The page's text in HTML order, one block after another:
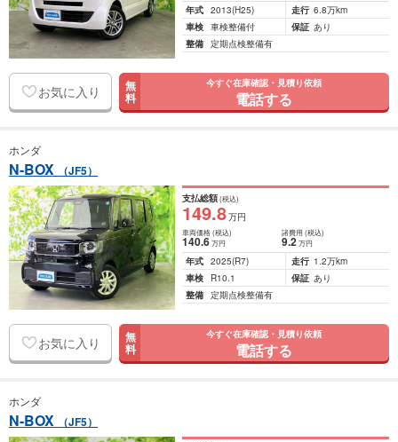
年式 2013(H25) 走行 6.8万km
車検 車検整備付 保証 あり
整備 定期点検整備有
お気に入り 無
料
今すぐ在庫確認・見積り依頼
電話する
ホンダ
N-BOX （JF5）
支払総額(税込)
149.8万円
車両価格(税込)
140.6万円
諸費用 (税込)
9.2 万円
年式 2025(R7) 走行 1.2万km
車検
R10.1 保証 あり
整備 定期点検整備有
お気に入り 無
料
今すぐ在庫確認・見積り依頼
電話する
ホンダ
N-BOX （JF5）